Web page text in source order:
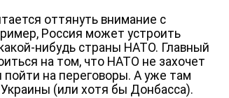
оттянуть внимание с
Россия может устроить
нибудь страны НАТО. Главный
на том, что НАТО не захочет
пойти на переговоры. А уже там
(или хотя бы Донбасса).